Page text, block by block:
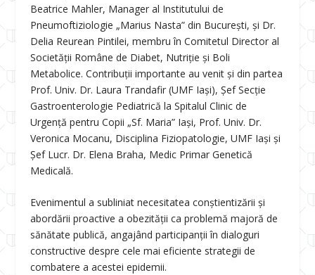
Beatrice Mahler, Manager al Institutului de
Pneumoftiziologie „Marius Nasta” din București, și Dr.
Delia Reurean Pintilei, membru în Comitetul Director al
Societății Române de Diabet, Nutriție și Boli
Metabolice. Contribuții importante au venit și din partea
Prof. Univ. Dr. Laura Trandafir (UMF Iași), Șef Secție
Gastroenterologie Pediatrică la Spitalul Clinic de
Urgență pentru Copii „Sf. Maria” Iași, Prof. Univ. Dr.
Veronica Mocanu, Disciplina Fiziopatologie, UMF Iași și
Șef Lucr. Dr. Elena Braha, Medic Primar Genetică
Medicală.
Evenimentul a subliniat necesitatea conștientizării și
abordării proactive a obezității ca problemă majoră de
sănătate publică, angajând participanții în dialoguri
constructive despre cele mai eficiente strategii de
combatere a acestei epidemii.